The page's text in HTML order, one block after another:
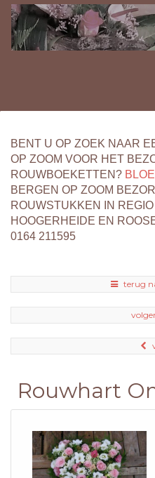
BENT U OP ZOEK NAAR
OP ZOOM VOOR HET
ROUWBOEKETTEN?
BERGEN OP ZOOM
ROUWSTUKKEN IN
HOOGERHEIDE EN
0164 211595
terug
Rouwhart